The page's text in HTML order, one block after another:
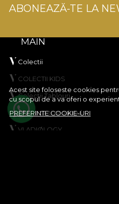
Acest site foloseste cookies
cu scopul de a va oferi o
PREFERINTE COOKIE-URI
ABONEAZĂ-TE LA
MAIN
Colectii
COLECTII KIDS
Colectii Tablouri
Creeaza-ti produsul
VLADIØLOGY